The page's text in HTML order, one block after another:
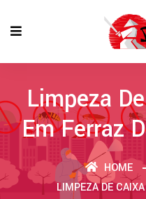
Limpeza
Em Ferraz
HOME
LIMPEZA DE